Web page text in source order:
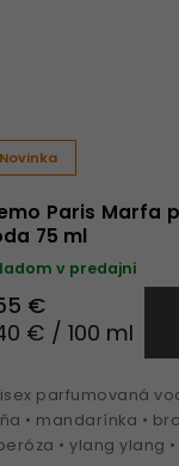
Novinka
Paris Marfa
75 ml
v predajni
€
€ / 100 ml
parfumovaná
• mandarínka •
• ylang ylang